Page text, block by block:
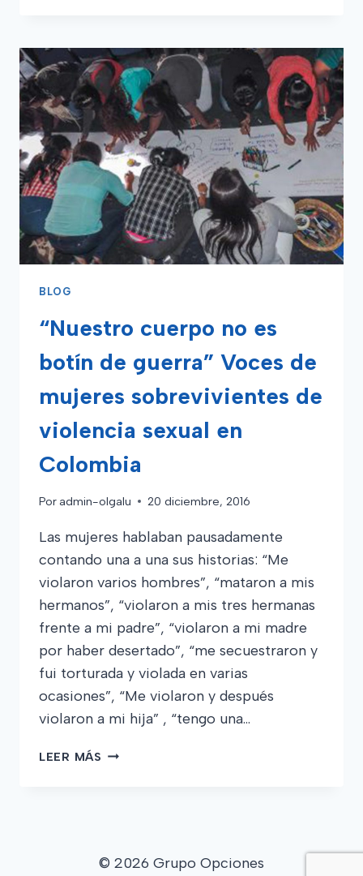
Y
NIÑAS.
APRENDIZAJES
A
PARTIR
DE
UN
CASO.
BLOG
“Nuestro cuerpo no es
botín de guerra” Voces de
mujeres sobrevivientes de
violencia sexual en
Colombia
Por admin-olgalu 20 diciembre, 2016
Las mujeres hablaban pausadamente
contando una a una sus historias: “Me
violaron varios hombres”, “mataron a mis
hermanos”, “violaron a mis tres hermanas
frente a mi padre”, “violaron a mi madre
por haber desertado”, “me secuestraron y
fui torturada y violada en varias
ocasiones”, “Me violaron y después
violaron a mi hija” , “tengo una…
LEER MÁS “NUESTRO
GUERRA”
© 2026 Grupo Opciones